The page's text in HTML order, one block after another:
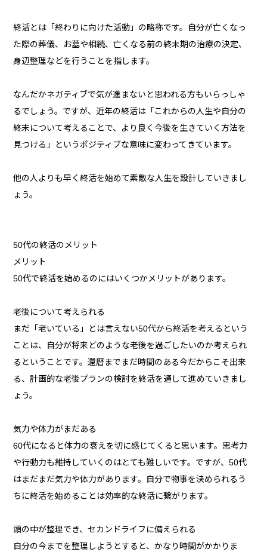
終活とは「終わりに向けた活動」の略称です。自分が亡くなっ
た際の葬儀、お墓や相続、亡くなる前の終末期の治療の決定、
身辺整理などを行うことを指します。
なんだかネガティブで気が進まないと思われる方もいらっしゃ
るでしょう。ですが、近年の終活は「これからの人生や自分の
終末について考えることで、より良く今後を生きていく方法を
見つける」というポジティブな意味に変わってきています。
他の人よりも早く終活を始めて素敵な人生を設計していきまし
ょう。
50代の終活のメリット
メリット
50代で終活を始めるのにはいくつかメリットがあります。
老後について考えられる
まだ「老いている」とは言えない50代から終活を考えるという
ことは、自分が将来どのような老後を過ごしたいのか考えられ
るということです。還暦までまだ時間のある今だからこそ出来
る、計画的な老後プランの検討を終活を通して進めていきまし
ょう。
気力や体力がまだある
60代になると体力の衰えを切に感じてくると思います。思考力
や行動力も維持していくのはとても難しいです。ですが、50代
はまだまだ気力や体力があります。自分で物事を決められるう
ちに終活を始めることは効率的な終活に繋がります。
頭の中が整理でき、セカンドライフに備えられる
自分の今までを整理しようとすると、かなり時間がかかりま